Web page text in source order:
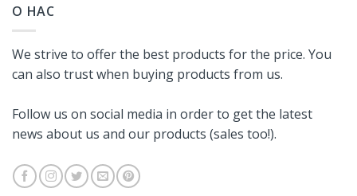
О НАС
We strive to offer the best products for the price. You
can also trust when buying products from us.
Follow us on social media in order to get the latest
news about us and our products (sales too!).